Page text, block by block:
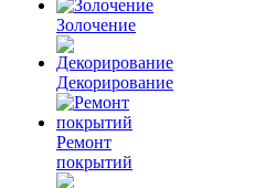
Золочение
Декорирование
Ремонт
покрытий